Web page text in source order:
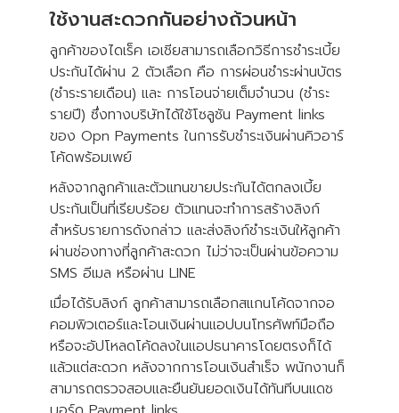
ใช้งานสะดวกกันอย่างถ้วนหน้า
ลูกค้าของไดเร็ค เอเชียสามารถเลือกวิธีการชำระเบี้ย
ประกันได้ผ่าน 2 ตัวเลือก คือ การผ่อนชำระผ่านบัตร
(ชำระรายเดือน) และ การโอนจ่ายเต็มจำนวน (ชำระ
รายปี) ซึ่งทางบริษัทได้ใช้โซลูชัน Payment links
ของ Opn Payments ในการรับชำระเงินผ่านคิวอาร์
โค้ดพร้อมเพย์
หลังจากลูกค้าและตัวแทนขายประกันได้ตกลงเบี้ย
ประกันเป็นที่เรียบร้อย ตัวแทนจะทำการสร้างลิงก์
สำหรับรายการดังกล่าว และส่งลิงก์ชำระเงินให้ลูกค้า
ผ่านช่องทางที่ลูกค้าสะดวก ไม่ว่าจะเป็นผ่านข้อความ
SMS อีเมล หรือผ่าน LINE
เมื่อได้รับลิงก์ ลูกค้าสามารถเลือกสแกนโค้ดจากจอ
คอมพิวเตอร์และโอนเงินผ่านแอปบนโทรศัพท์มือถือ
หรือจะอัปโหลดโค้ดลงในแอปธนาคารโดยตรงก็ได้
แล้วแต่สะดวก หลังจากการโอนเงินสำเร็จ พนักงานก็
สามารถตรวจสอบและยืนยันยอดเงินได้ทันทีบนแดช